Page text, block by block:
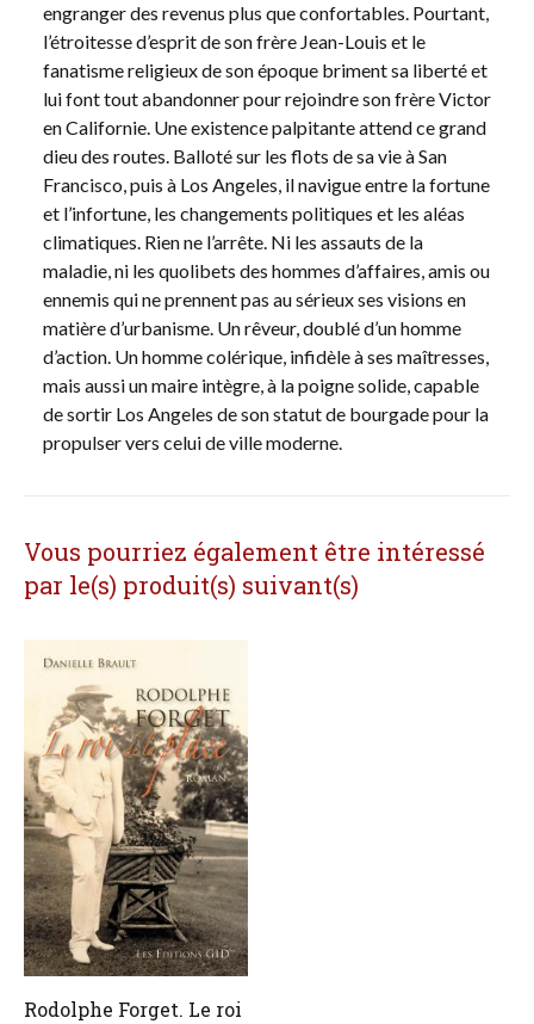
engranger des revenus plus que confortables. Pourtant,
l’étroitesse d’esprit de son frère Jean-Louis et le
fanatisme religieux de son époque briment sa liberté et
lui font tout abandonner pour rejoindre son frère Victor
en Californie. Une existence palpitante attend ce grand
dieu des routes. Balloté sur les flots de sa vie à San
Francisco, puis à Los Angeles, il navigue entre la fortune
et l’infortune, les changements politiques et les aléas
climatiques. Rien ne l’arrête. Ni les assauts de la
maladie, ni les quolibets des hommes d’affaires, amis ou
ennemis qui ne prennent pas au sérieux ses visions en
matière d’urbanisme. Un rêveur, doublé d’un homme
d’action. Un homme colérique, infidèle à ses maîtresses,
mais aussi un maire intègre, à la poigne solide, capable
de sortir Los Angeles de son statut de bourgade pour la
propulser vers celui de ville moderne.
Vous pourriez également être intéressé
par le(s) produit(s) suivant(s)
Rodolphe Forget. Le roi